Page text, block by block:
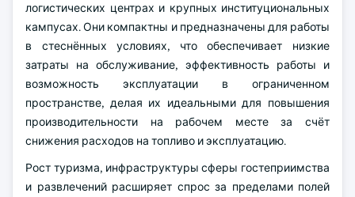
логистических центрах и крупных институциональных
кампусах. Они компактны и предназначены для работы
в стеснённых условиях, что обеспечивает низкие
затраты на обслуживание, эффективность работы и
возможность эксплуатации в ограниченном
пространстве, делая их идеальными для повышения
производительности на рабочем месте за счёт
снижения расходов на топливо и эксплуатацию.
Рост туризма, инфраструктуры сферы гостеприимства
и развлечений расширяет спрос за пределами полей